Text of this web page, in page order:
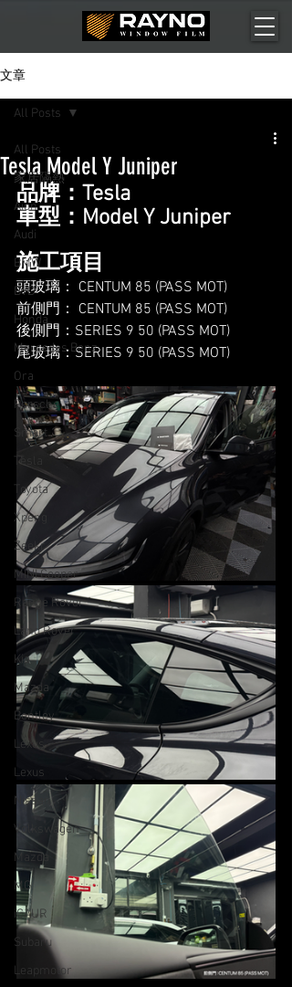
文章
All Posts
家居隔熱
Aion
Audi
BMW
BYD
Honda
Mercedes Benz
Ora
Porsche
Smart
Tesla
Toyota
Xpeng
Zeekr
MINI Cooper
Range Rover
Land Rover
Kia
Mazda
Bentley
Lexus
Lexus
Nissan
Volkswagen
Mazda
MG
iCAUR
Subaru
Leapmotor
All Posts
Tesla Model Y Juniper
品牌：Tesla
車型：Model Y Juniper
施工項目
頭玻璃： CENTUM 85 (PASS MOT)
前側門： CENTUM 85 (PASS MOT)
後側門：SERIES 9 50 (PASS MOT)
尾玻璃：SERIES 9 50 (PASS MOT)